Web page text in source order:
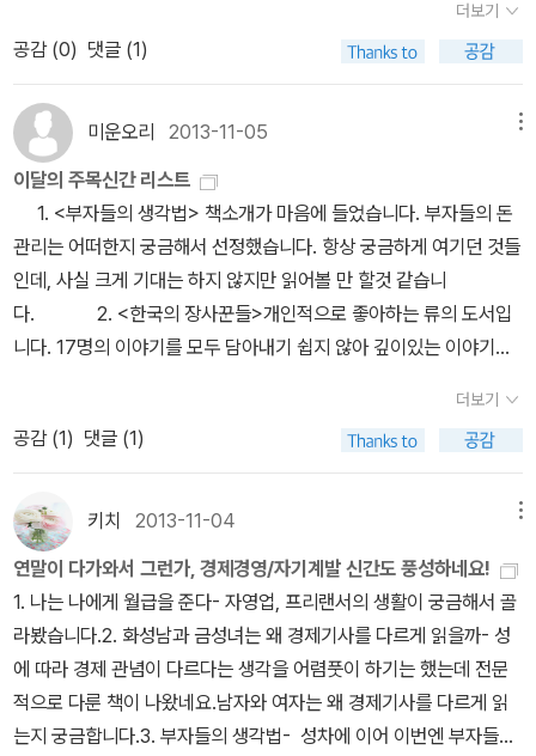
경제전문가이기 때문에 이 책에서 나오는 투자의 방식으로 우리 나라
에서 적용한다면 실전면에서는 세세한 부분에서 차이가 생길 수도 있
다. 그렇기 때문에 여기에서 나오는 내용을 적절히 참고하는 정도면
괜찮지 않을까 싶다. ---- 이 책과 관련있을만한 내용- 이 책에서는
여러 가지를 언급하고 있지만, 상당수는 유럽과 미국의 예시가 될 듯
하다. 그렇지만 저자 후기를 읽어보면, 이 책이 행동경제학으로부터
많은 영향을 받았을 것으로 보인다. 1. 대니얼 카너먼-- <부자들
의 생각법> 저자 후기에서 행동경제학에 대해 약간 나오기도 하고,
본문에서도 대니얼 카너먼의 이론에 대해 언급한 적이 있긴 하다. 대
물고 융합하여 새로운 학문인 '행동경제학'을 창시하였다. 전망이론으
로 2002년에 노벨경제학상을 수상한 바있다. 이 책 <부자들의 생
각법>에서도 휴리스틱과 전망이론 등 대니얼 카너먼의 이론과 행동
경제학에 해당될 내용이 부분부분 소개되는 것으로 보인다. 옆의 책
<생각에 관한 생각>은 대니얼 카너먼의 일반대중을 위한 교양서로
최근에 나온 책이다. 2. 괴짜 경제학-- 스티븐 더브너와 스티븐 래
빗은 '행동장치'에 대한 부분에서 언급되었다. 행동장치는 원하는 결
과를 얻기 위해 스스로 행동에 제약을 가하는 것을 말하며 미래에 자
신의 의지가 약해질 것을 알고 그에 대한 대책을 마련하는 단순한 원
리지만 효과는 강력하다(298페이지) 심리학에서 나오는 용어같은
데, 본문에서 <괴짜경제학>과 저자를 언급하고 있어서 관련소개를
함정을 설명하기 위해서 대형마트에서 물건을 사면 개개의 가격은 크
게 비싸지 않아도 결국 계산할 때 금액이 커진다는 예시를 보니 한번
읽어보고 싶어졌습니다. 아무리 좋은 책이고 비법을 담고 있다고 해
도, 전문분야의 책들이라서 어려우면 읽기 힘든데, 어느 정도 기대해
봅니다. 2013년 독일 경영우수도서로 선정된 책입니다. 3. 울림-
- 이 책의 부제는 인생을 바꾸는 내 가슴속 유일한 해법,입니다. 자기
계발, 성공학에 관한 책이며, 이 책에서 말하는 울림이란 내 가슴 속에
서 시작되는, 내 마음이 내게 보내는 진실한 파장이며 신비로운 힘이
라고 합니다. 내면의 소리에 귀를 귀울이라는 이야기는 처음 듣는 것
이 아니지만, 내 안에 나를 바꿀 수 있고 꿈을 이룰 수 있는 힘이 있다
는, 울림이 메아리가 되어 다시 돌아온다고 하는 내용인데, 저자의 뜻
처럼 그 울림이 지금 힘든 시간을 보내는 누군가에게도 희망적인 빛
부제는 부정의 나를 긍정의 나로 바꾸는 힘, 입니다. 저자의 전작 <감
겪는 어떤 감정이 때로는 습관적일 수도 있는데, 이러한 감정습관은
우리 뇌가 평소 익숙하던 상태를 필사적으로 지키려고 하기 때문일
수도 있다는 것이 저자의 설명입니다. 여러 사례를 소개하여, 이러한
사례를 자신과 비교해보면서 자신의 감정습관을 찾아볼 수도 있고,
또한 문제가 되는 감정습관을 바꾸어갈 수 있을 실천해보면 좋을 실
용적인 설명도 있습니다. -------------------- 페이퍼를 거의 다
쓰고 생각이 난 건데, 오늘 페이퍼에 나온 책들은 서로 다른 분야의 책
식적이다. 고3인데 학교에 아직 나가지 않느냐며 곧 수능 시험을 봐
야 할 텐데 큰일이라고 걱정한다. 자기 아들도 고3이라면서. 남을 걱
행이다'와 동의어다. 고모는 내가 살이 찌는 걸 보고 언젠가 '어쩌면
좋니'라고 했는데 난 그때 고모의 얼굴에서 걱정은 커녕 안도감을 읽
었다. 고모 딸은 날씬하다.'집을 아주 깨끗하게 치웠네?'살인 사건 이
후 열흘이 넘도록 현장에 출입하지 못하게 해서 엉망이었다.'고모가
사람 시켜서 치웠어요.''부모님하고 사이가 좋지 않은 사람이 있었을
까?''부모님하고 사이가 좋은 사람이 없었어요.'경찰들은 나를 전혀
의심하지 않고 도저히 범인을 찾을 수 없는 엉뚱한 질문만 하고 돌아
간다.부자들의 생각법하노 벡 지음 / 갤리온'당신이 부자가 되지 못하
는 데 가장 확실한 도움을 주는 책이라는 평가를 받으며 심사위원 만
장일치로 2013년 독일 최우수 경제경영 도서에 선정된 책이다.똑같
은 돈을 벌어도 어떤 사람은 부자가 되고, 어떤 사람은 평범하게 산다.
이 책은 이런 차이가 아주 작은 생각의 차이에서 비롯한다는 것을 역
사적 사례와 경제학, 심리학을 넘나들며 증명한다. 이 책이 '부자'가
되는 법을 이야기한다고 해서 좋은 주식을 추천하거나 좋은 펀드 상
품, 어떤 펀드 매니저에게 투자를 해야 하는지, 스톡옵션은 어떻게 활
용할지를 다루는 것은 아니다. 대신 저자는 '부자'와 '돈'의 시작과 끝,
정확히 말하면 '돈을 대하는 사람 심리'의 모든 것을 담았다. 우리의
약점, 특히 돈 관리를 하면서 보이는 약점을 낱낱이 파헤치며 새로운
시각으로 시장과 자본을 바라보게 한다. 보험, 소비 습관부터 주식, 부
더 이상 상사 눈치 보지 않고, 답답한 사무실에서 벗어나 원하는
일을 하며 돈도 버는 `먹고 사는 법`의 신개념을 소개한 책. 직장인들
이 답답한 사무실을 탈출해 보다 자유롭게 자신이 원하는 일을 할 수
있도록 돕고 있는 저자는 이 책을 통해 열정과 약간의 준비만 있다면,
누구든 ‘자유 방목형 인간‘이 될 수 있다고 설명한다. 미국의
경제경영 전문 사이트 ‘800-CEO-READ’ 선정 최고의 경제서 <벌
거벗은 경제학>의 저자 찰스 윌런이 <벌거벗은 통계학>으로 돌아왔
다. 저자는 이 책을 통해 통계학이야말로 복잡한 세상을 꿰뚫는 흥미
롭고 아주 요긴한 도구임을 증명한다. 그는 특유의 통찰력과 통계적
도구들로 경제 흐름과 사회 현상을 분석하고 있다. 이 책을 통
해 독자는 관리비를 혁신적으로 아낄 수 있으며, 아파트를 둘러싼 분
쟁의 소용돌이 속에서도 중심을 잃지 않고 대처하게 되며, 더 살기 좋
고 가치 있는 아파트에서 살게 될 것이다. hajin
더보기
공감 (0) 댓글 (1)
미운오리 2013-11-05
이달의 주목신간 리스트
1. <부자들의 생각법> 책소개가 마음에 들었습니다. 부자들의 돈
관리는 어떠한지 궁금해서 선정했습니다. 항상 궁금하게 여기던 것들
인데, 사실 크게 기대는 하지 않지만 읽어볼 만 할것 같습니
다. 2. <한국의 장사꾼들>개인적으로 좋아하는 류의 도서입
니다. 17명의 이야기를 모두 담아내기 쉽지 않아 깊이있는 이야기는
볼 수 있다는 기대를 해봅니다. 3.<제6의 물결> 신간평가단
활동을 하면서 알게된 즐거움 중 하나가 잘 알려지지 않은 분야와의
만남이었는데, 이 책도 그간 알지 못했던 사실을 알려줄 것 같은 책이
네요. 접하기 쉽지 않아보이는 내용인 만큼 이번 신간으로 선정되면
도전해볼 생각입니다. 4. <안티프래질> <블랙 스완>은 아직 읽
어보지 않았으나, 이 책을 읽어본 뒤에 연쇄적으로 흥미를 가질 수 있
을 것 같아 추천합니다. 늘 읽어보고 싶은 책들은 많은데, 마음만 앞서
네요. 이 책이 선정되면 기회삼아 <블랙스완>도 읽어볼 수 있을듯 하
여 마지막 추천도서 리스트에 넣어봅니다. 하지만 내용은...사실 좀 딱
딱할 것 같네요.
더보기
공감 (1) 댓글 (1)
키치 2013-11-04
연말이 다가와서 그런가, 경제경영/자기계발 신간도 풍성하네요!
1. 나는 나에게 월급을 준다- 자영업, 프리랜서의 생활이 궁금해서 골
라봤습니다.2. 화성남과 금성녀는 왜 경제기사를 다르게 읽을까- 성
에 따라 경제 관념이 다르다는 생각을 어렴풋이 하기는 했는데 전문
적으로 다룬 책이 나왔네요.남자와 여자는 왜 경제기사를 다르게 읽
는지 궁금합니다.3. 부자들의 생각법- 성차에 이어 이번엔 부자들의